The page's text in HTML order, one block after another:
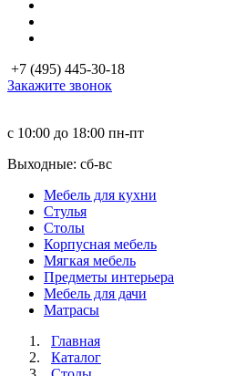
+7 (495) 445-30-18
Закажите звонок
с 10:00 до 18:00 пн-пт
Выходные: сб-вc
Мебель для кухни
Стулья
Столы
Корпусная мебель
Мягкая мебель
Предметы интерьера
Мебель для дачи
Матраcы
Главная
Каталог